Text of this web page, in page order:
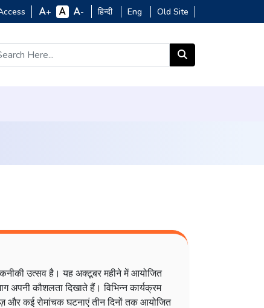
+ - हिन्दी Eng Old Site
उत्सव है। यह अक्टूबर महीने में आयोजित
अपनी कौशलता दिखाते हैं। विभिन्न कार्यक्रम
और कई रोमांचक घटनाएं तीन दिनों तक आयोजित